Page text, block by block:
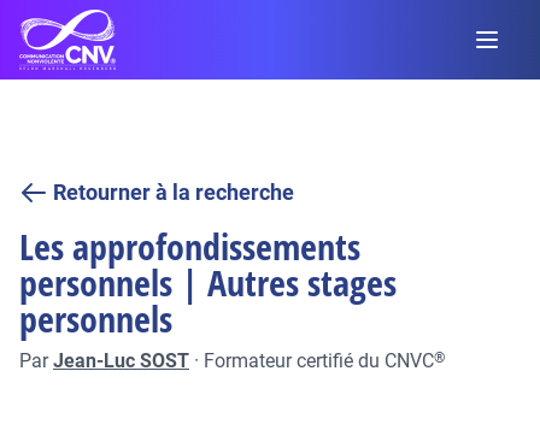
Retourner à la recherche
Les approfondissements
personnels | Autres stages
personnels
ParJean-Luc SOST · Formateur certifié du CNVC®